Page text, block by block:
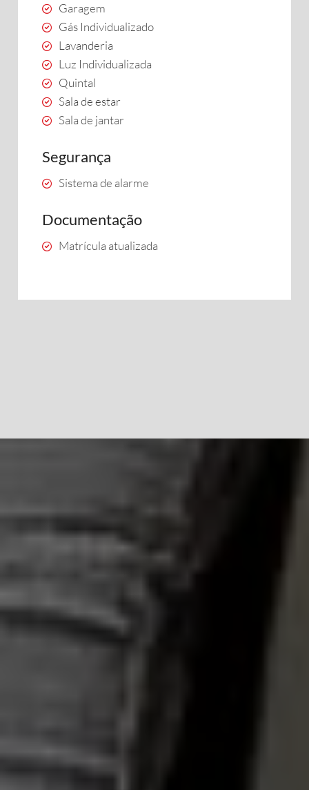
Garagem
Gás Individualizado
Lavanderia
Luz Individualizada
Quintal
Sala de estar
Sala de jantar
Segurança
Sistema de alarme
Documentação
Matrícula atualizada